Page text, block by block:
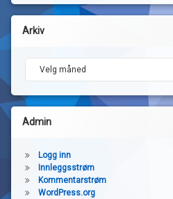
Arkiv
Arkiv
Admin
Logg inn
Innleggsstrøm
Kommentarstrøm
WordPress.org